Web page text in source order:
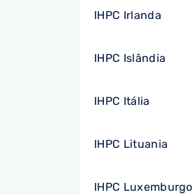
IHPC Irlanda
IHPC Islândia
IHPC Itália
IHPC Lituania
IHPC Luxemburgo